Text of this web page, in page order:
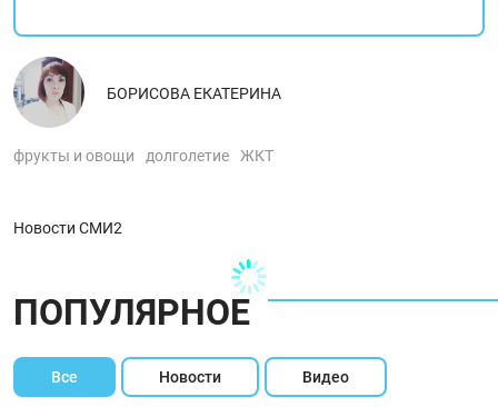
БОРИСОВА ЕКАТЕРИНА
фрукты и овощи долголетие ЖКТ
Новости СМИ2
ПОПУЛЯРНОЕ
Все Новости Видео